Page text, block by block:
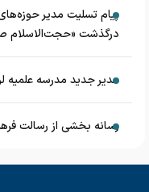
پیام تسلیت مدیر
درگذشت «حجت‌الاسلام
مدیر جدید مدرسه
رسانه بخشی از رسالت